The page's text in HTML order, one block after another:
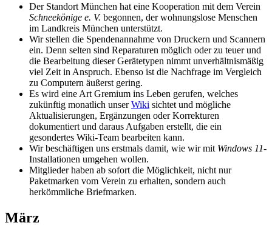
Der Standort München hat eine Kooperation mit dem Verein
Schneekönige e. V. begonnen, der wohnungslose Menschen
im Landkreis München unterstützt.
Wir stellen die Spendenannahme von Druckern und Scannern
ein. Denn selten sind Reparaturen möglich oder zu teuer und
die Bearbeitung dieser Gerätetypen nimmt unverhältnismäßig
viel Zeit in Anspruch. Ebenso ist die Nachfrage im Vergleich
zu Computern äußerst gering.
Es wird eine Art Gremium ins Leben gerufen, welches
zukünftig monatlich unserWiki sichtet und mögliche
Aktualisierungen, Ergänzungen oder Korrekturen
dokumentiert und daraus Aufgaben erstellt, die ein
gesondertes Wiki-Team bearbeiten kann.
Wir beschäftigen uns erstmals damit, wie wir mit Windows 11-
Installationen umgehen wollen.
Mitglieder haben ab sofort die Möglichkeit, nicht nur
Paketmarken vom Verein zu erhalten, sondern auch
herkömmliche Briefmarken.
März